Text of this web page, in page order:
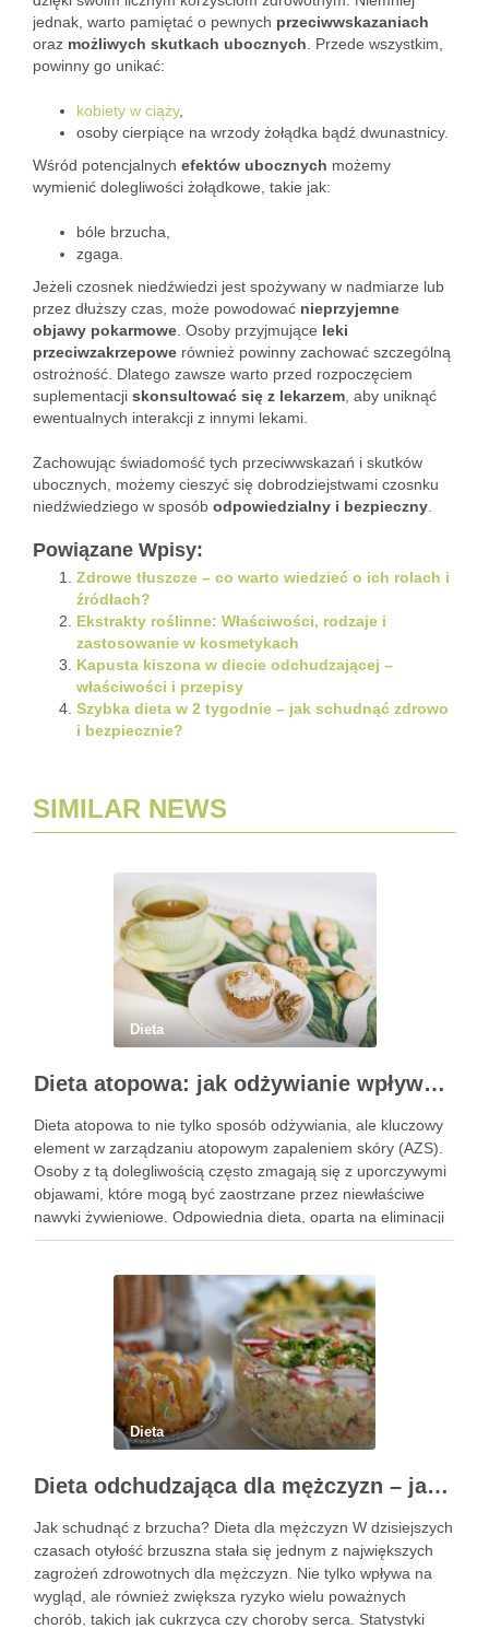
jednak, warto pamiętać o pewnych przeciwwskazaniach
oraz możliwych skutkach ubocznych . Przede wszystkim,
powinny go unikać:
kobiety w ciąży,
osoby cierpiące na wrzody żołądka bądź dwunastnicy.
Wśród potencjalnych efektów ubocznych możemy
wymienić dolegliwości żołądkowe, takie jak:
bóle brzucha,
zgaga.
Jeżeli czosnek niedźwiedzi jest spożywany w nadmiarze lub
przez dłuższy czas, może powodować nieprzyjemne
objawy pokarmowe . Osoby przyjmujące leki
przeciwzakrzepowe również powinny zachować szczególną
ostrożność. Dlatego zawsze warto przed rozpoczęciem
suplementacji skonsultować się z lekarzem , aby uniknąć
ewentualnych interakcji z innymi lekami.
Zachowując świadomość tych przeciwwskazań i skutków
ubocznych, możemy cieszyć się dobrodziejstwami czosnku
niedźwiedziego w sposób odpowiedzialny i bezpieczny
Powiązane Wpisy:
Zdrowe tłuszcze – co warto wiedzieć o ich rolach i
źródłach?
Ekstrakty roślinne: Właściwości, rodzaje i
zastosowanie w kosmetykach
Kapusta kiszona w diecie odchudzającej –
właściwości i przepisy
Szybka dieta w 2 tygodnie – jak schudnąć zdrowo
i bezpiecznie?
SIMILAR NEWS
Dieta
Dieta atopowa: jak odżywianie wpływa na AZS i zdrowie skóry
Dieta atopowa to nie tylko sposób odżywiania, ale kluczowy
element w zarządzaniu atopowym zapaleniem skóry (AZS).
Osoby z tą dolegliwością często zmagają się z uporczywymi
objawami, które mogą być zaostrzane przez niewłaściwe
nawyki żywieniowe. Odpowiednia dieta, oparta na eliminacji
pewnych pokarmów i wprowadzeniu składników
Dieta
Dieta odchudzająca dla mężczyzn – jak schudnąć z brzucha?
Jak schudnąć z brzucha? Dieta dla mężczyzn W dzisiejszych
czasach otyłość brzuszna stała się jednym z największych
zagrożeń zdrowotnych dla mężczyzn. Nie tylko wpływa na
wygląd, ale również zwiększa ryzyko wielu poważnych
chorób, takich jak cukrzyca czy choroby serca. Statystyki